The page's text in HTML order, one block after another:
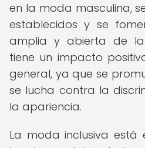
en la moda masculina,
establecidos y se
amplia y abierta de la
tiene un impacto
general, ya que se
se lucha contra la
la apariencia.
La moda inclusiva